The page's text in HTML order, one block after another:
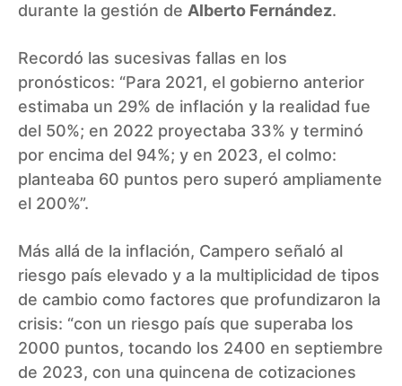
durante la gestión de Alberto Fernández.
Recordó las sucesivas fallas en los
pronósticos: “Para 2021, el gobierno anterior
estimaba un 29% de inflación y la realidad fue
del 50%; en 2022 proyectaba 33% y terminó
por encima del 94%; y en 2023, el colmo:
planteaba 60 puntos pero superó ampliamente
el 200%”.
Más allá de la inflación, Campero señaló al
riesgo país elevado y a la multiplicidad de tipos
de cambio como factores que profundizaron la
crisis: “con un riesgo país que superaba los
2000 puntos, tocando los 2400 en septiembre
de 2023, con una quincena de cotizaciones